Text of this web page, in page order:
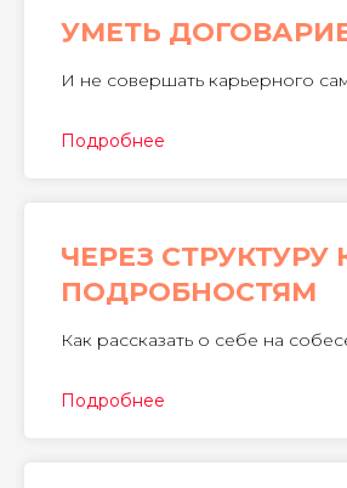
УМЕТЬ
И не совершать карьерного
Подробнее
​ЧЕРЕЗ СТРУКТУРУ
ПОДРОБНОСТЯМ
Как рассказать о себе на
Подробнее